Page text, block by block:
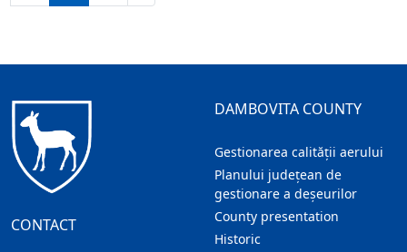
CONTACT
DAMBOVITA COUNTY
Gestionarea calității aerului
Planului județean de
gestionare a deșeurilor
County presentation
Historic